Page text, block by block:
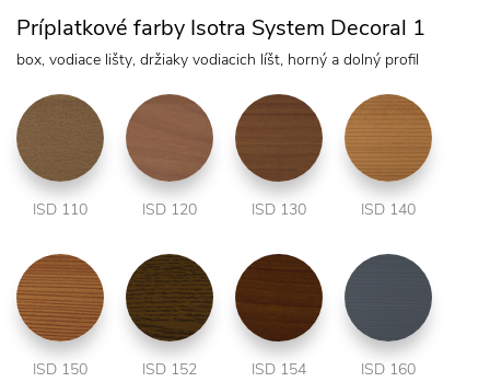
Príplatkové farby Isotra System Decoral 1
box, vodiace lišty, držiaky vodiacich líšt, horný a dolný profil
ISD 110 ISD 120 ISD 130 ISD 140
ISD 150 ISD 152 ISD 154 ISD 160